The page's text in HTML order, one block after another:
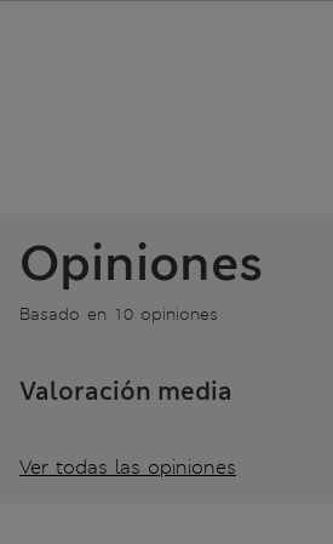
Opiniones
Basado en 10 opiniones
Valoración media
Ver todas las opiniones